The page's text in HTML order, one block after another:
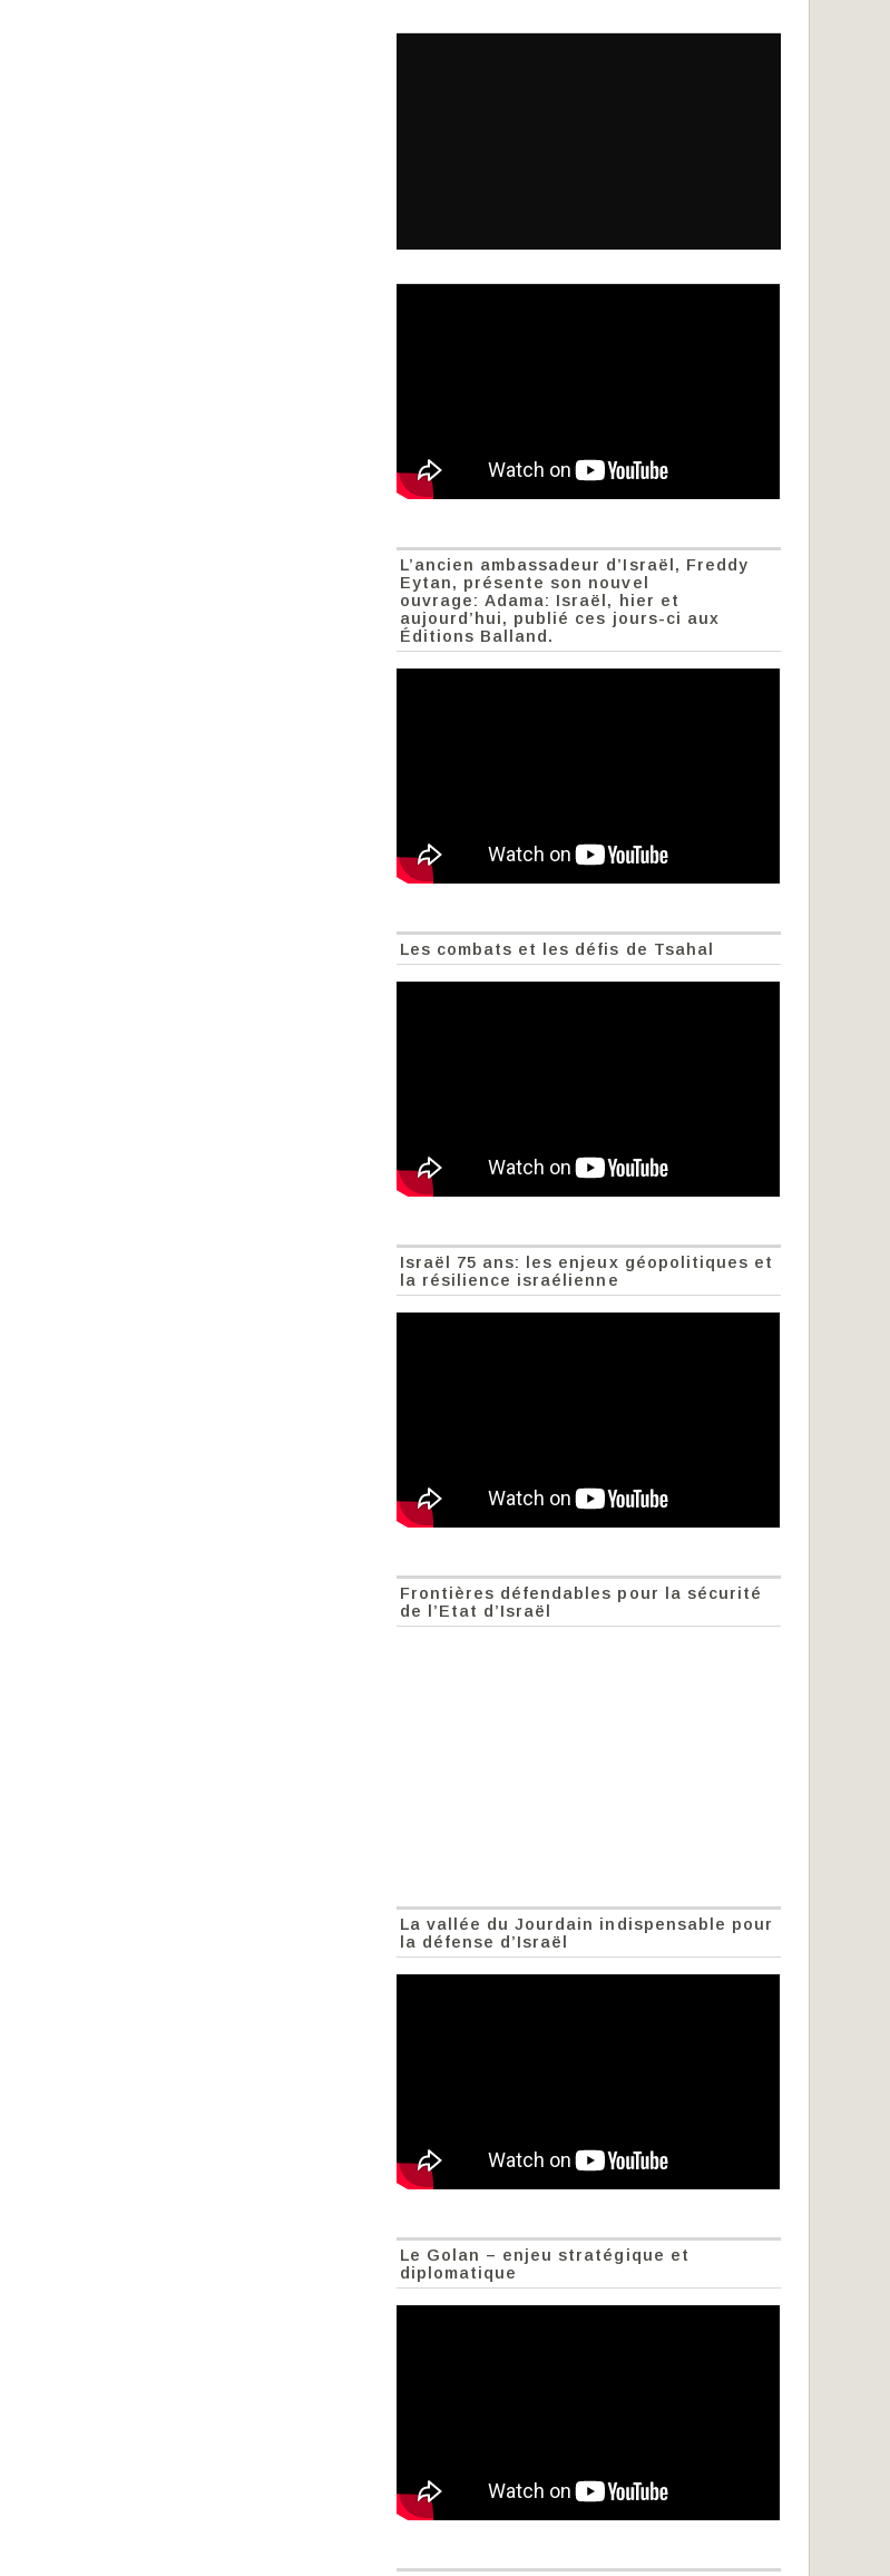
L’ancien ambassadeur d’Israël, Freddy
Eytan, présente son nouvel
ouvrage: Adama: Israël, hier et
aujourd’hui, publié ces jours-ci aux
Éditions Balland.
Les combats et les défis de Tsahal
Israël 75 ans: les enjeux géopolitiques et
la résilience israélienne
Frontières défendables pour la sécurité
de l’Etat d’Israël
La vallée du Jourdain indispensable pour
la défense d’Israël
Le Golan – enjeu stratégique et
diplomatique